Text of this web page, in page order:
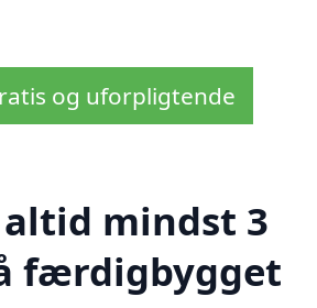
og uforpligtende
mindst 3
færdigbygget